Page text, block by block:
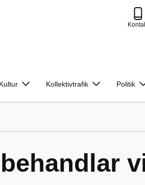
Kultur Kollektivtrafik Politik